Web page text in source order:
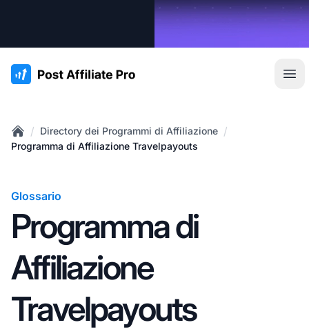
:site.title
Home
/ Directory dei Programmi di Affiliazione /
Programma di Affiliazione Travelpayouts
Glossario
Programma di
Affiliazione
Travelpayouts